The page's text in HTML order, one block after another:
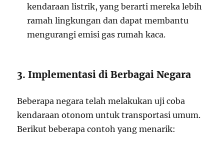
kendaraan listrik, yang berarti mereka lebih
ramah lingkungan dan dapat membantu
mengurangi emisi gas rumah kaca.
3. Implementasi di Berbagai Negara
Beberapa negara telah melakukan uji coba
kendaraan otonom untuk transportasi umum.
Berikut beberapa contoh yang menarik: